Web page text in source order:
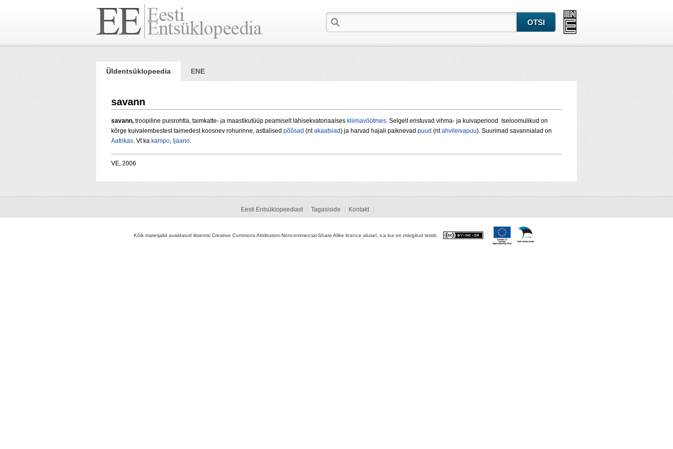
Üldentsüklopeedia ENE
savann
savann, troopiline puisrohtla, taimkatte- ja maastikutüüp peamiselt lähisekvatoriaalses kliimavöötmes. Selgelt eristuvad vihma- ja kuivaperiood. Iseloomulikud on
kõrge kuivalembestest taimedest koosnev rohurinne, astlalised põõsad (ntakaatsiad) ja harvad hajali paiknevad puud (ntahvileivapuu). Suurimad savannialad on
Aafrikas. Vt ka kampo, ljaano.
VE, 2006
Eesti Entsüklopeediast Tagasiside Kontakt
Kõik materjalid avaldatud litsentsi Creative Commons Attribution-Noncommercial-Share Alike licence alusel, v.a kui on märgitud teisiti.